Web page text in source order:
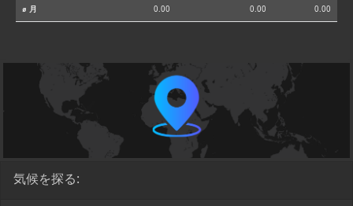
⌀ 月 0.00 0.00 0.00
気候を探る: